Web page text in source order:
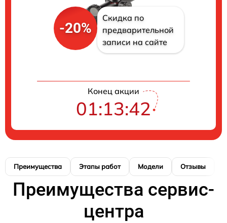
-20%
Скидка по
предварительной
записи на сайте
Конец акции
01:13:41
Преимущества Этапы работ Модели Отзывы
Преимущества сервис-
центра